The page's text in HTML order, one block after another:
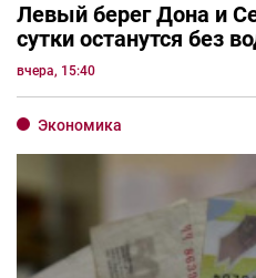
Левый берег Дона и
сутки останутся без
вчера, 15:40
Экономика